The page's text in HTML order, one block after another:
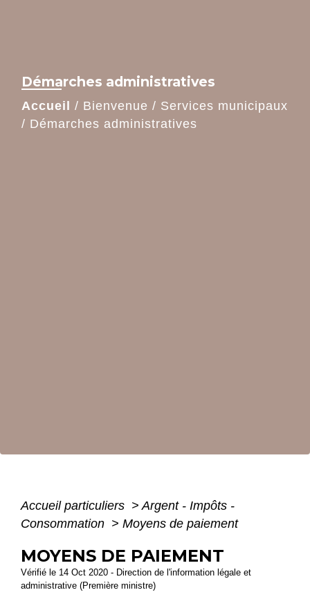
Démarches administratives
Accueil / Bienvenue / Services municipaux
/ Démarches administratives
Accueil particuliers > Argent - Impôts -
Consommation > Moyens de paiement
MOYENS DE PAIEMENT
Vérifié le 14 Oct 2020 - Direction de l'information légale et
administrative (Première ministre)